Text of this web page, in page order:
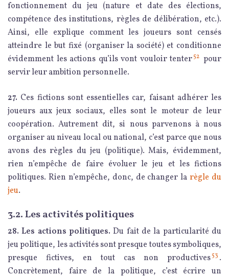
fonctionnement du jeu (nature et date des élections,
compétence des institutions, règles de délibération, etc.).
Ainsi, elle explique comment les joueurs sont censés
atteindre le but fixé (organiser la société) et conditionne
évidemment les actions qu’ils vont vouloir tenter52 pour
servir leur ambition personnelle.
27. Ces fictions sont essentielles car, faisant adhérer les
joueurs aux jeux sociaux, elles sont le moteur de leur
coopération. Autrement dit, si nous parvenons à nous
organiser au niveau local ou national, c’est parce que nous
avons des règles du jeu (politique). Mais, évidemment,
rien n’empêche de faire évoluer le jeu et les fictions
politiques. Rien n’empêche, donc, de changer larègle du
jeu.
3.2. Les activités politiques
28. Les actions politiques. Du fait de la particularité du
jeu politique, les activités sont presque toutes symboliques,
presque fictives, en tout cas non productives53 .
Concrètement, faire de la politique, c’est écrire un